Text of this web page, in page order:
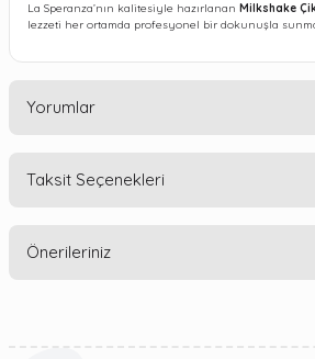
La Speranza’nın kalitesiyle hazırlanan Milkshake
lezzeti her ortamda profesyonel bir dokunuşla
Yorumlar
Taksit Seçenekleri
Önerileriniz